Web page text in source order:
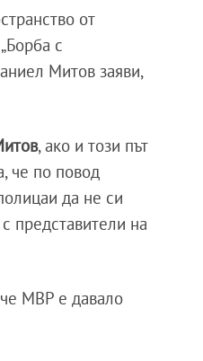
от
с
Митов заяви,
, ако и този път
че по повод
да не си
представители на
че МВР е давало